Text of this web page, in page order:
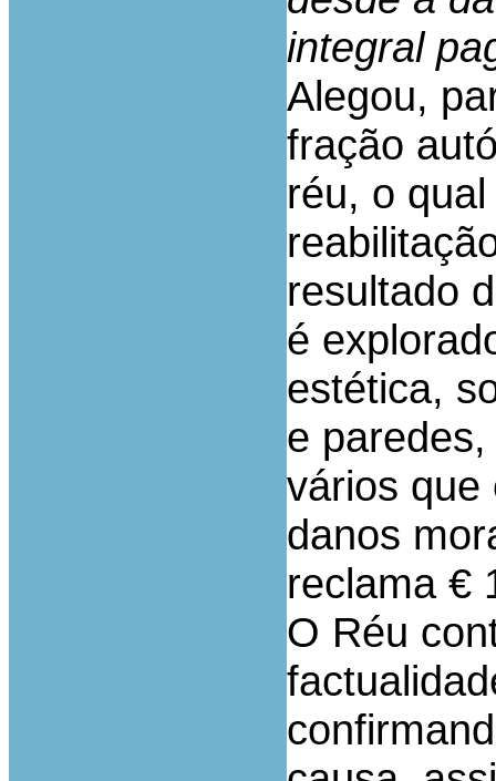
integral
Alegou,
fração
réu, o
resultado
é
estética,
e
vários que
danos
reclama €
O Réu